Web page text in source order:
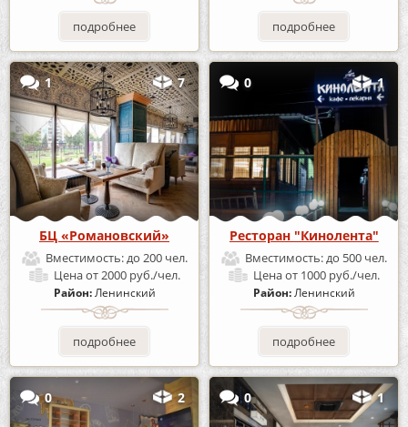
подробнее подробнее
1 7
БЦ «Романовский»
Вместимость:до 200 чел.
Ценаот 2000 руб./чел.
Район:Ленинский
подробнее
0 1
Ресторан "Кинолента"
Вместимость:до 500 чел.
Ценаот 1000 руб./чел.
Район:Ленинский
подробнее
0 2 0 1